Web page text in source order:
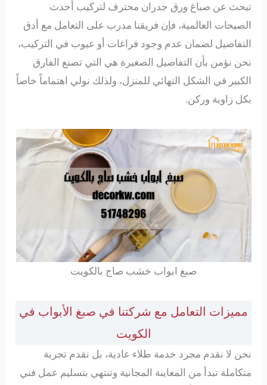
تبحث عن صباغ ورق جدران محترف لتركيب أحدث
الصيحات العالمية، فإن فريقنا مدرب على التعامل مع أدق
التفاصيل لضمان عدم وجود فراغات أو عيوب في التركيب،
نحن نؤمن بأن التفاصيل الصغيرة هي التي تصنع الفارق
الكبير في الشكل النهائي للمنزل، ولذلك نولي اهتماماً خاصاً
بكل زاوية وركن.
صبغ ابواب خشب صاج بالكويت
مميزات التعامل مع شركتنا في صبغ الأبواب في
الكويت
نحن لا نقدم مجرد خدمة طلاء عادية، بل نقدم تجربة
متكاملة تبدأ من المعاينة المجانية وتنتهي بتسليم عمل فني